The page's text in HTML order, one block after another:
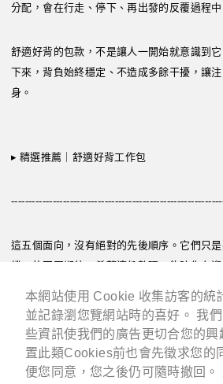
本網站使用 Cookie 收集訪客的統
並記錄瀏您覽網站時的喜好。 我
些資訊使我們的廣告更切合您的興
置此類Cookies前也會先徵求您的
便您同意，您之後仍可隨時撤回。
本網站使用 Cookie 收集訪客的統
並記錄瀏您覽網站時的喜好。 我
些資訊使我們的廣告更切合您的興
置此類Cookies前也會先徵求您的
便您同意，您之後仍可隨時撤回。
分配，會在行走、停下、再出發的反覆過程
舒適好背的包款，不是讓人一開始就意識到
下來，背負始終穩定、不造成多餘干擾，讓
身。
▸ 精選推薦｜舒適好背工作包
這五個面向，沒有絕對的先後順序。它們只
檔」的不同期待。希望這份整理，能陪你在
一款真正貼近自己節奏的工作包，讓裝備的
卻重要的事。